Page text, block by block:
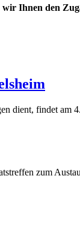
Ihnen den
dient, findet
zum